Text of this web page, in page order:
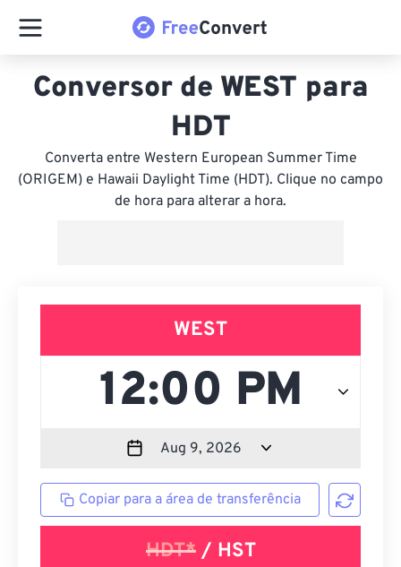
Conversor de WEST para
HDT
Converta entre Western European Summer Time
(ORIGEM) e Hawaii Daylight Time (HDT). Clique no campo
de hora para alterar a hora.
WEST
Copiar para a área de transferência
HDT*/ HST